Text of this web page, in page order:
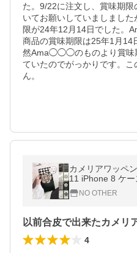
た。9/22に注文し、賞味期
いてお願いしていましまし
限が24年12月14日でした
商品の賞味期限は25年1月14
然Ama◯◯◯のものより賞味
ていたのでがっかりです。
ん。
カメリアワッペ
11 iPhone 8 ケー
ne8/8Plus 7/7Plus ベルトなし手帳型 カメリ
ア camelia
NO OTHER
4